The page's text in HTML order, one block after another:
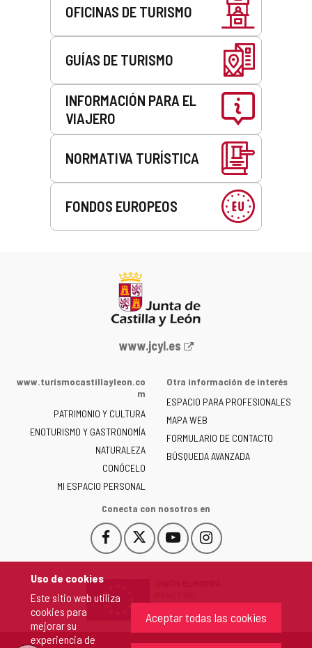
Uso de cookies
Este sitio web utiliza
cookies para
mejorar su
experiencia de
Aceptar todas las cookies
OFICINAS DE TURISMO
GUÍAS DE TURISMO
INFORMACIÓN PARA EL
VIAJERO
NORMATIVA TURÍSTICA
FONDOS EUROPEOS
Portal
la
de
Castilla
y
León
-
www.jcyl.es
www.turismocastillayleon.co
m
PATRIMONIO Y CULTURA
ENOTURISMO Y GASTRONOMÍA
NATURALEZA
CONÓCELO
MI ESPACIO PERSONAL
Otra información de interés
ESPACIO PARA PROFESIONALES
MAPA WEB
FORMULARIO DE CONTACTO
BÚSQUEDA AVANZADA
Conecta con nosotros en
Facebook
Este
enlace
en
nueva.
Este
enlace
una
ventana
nueva.
YouTube
Este
enlace
una
nueva.
Instagram
Este
enlace
una
nueva.